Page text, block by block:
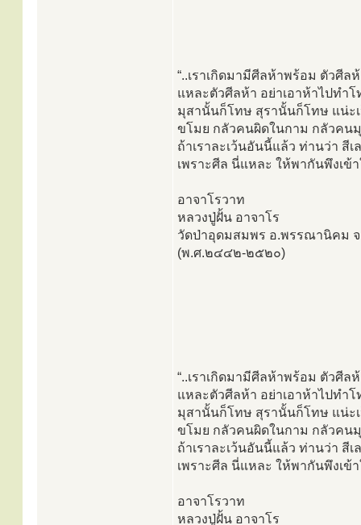
“..เราเกิดมามีศีลห้าพร้อม ตัวศี
แหละตัวศีลห้า อย่าเอาห้าไปท
มุสานั้นก็โทษ สุรานั้นก็โทษ แน่ะ
ขโมย กลัวคนผิดในกาม กลัวคน
ถ้าเราละเว้นอันนี้แล้ว ท่านว่า
เพราะศีล นี่แหละ ให้พากันพึงเข้
อาจาโรวาท
หลวงปู่ฝั้น อาจาโร
วัดป่าอุดมสมพร อ.พรรณานิคม
(พ.ศ.๒๔๔๒-๒๕๒๐)
“..เราเกิดมามีศีลห้าพร้อม ตัวศี
แหละตัวศีลห้า อย่าเอาห้าไปท
มุสานั้นก็โทษ สุรานั้นก็โทษ แน่ะ
ขโมย กลัวคนผิดในกาม กลัวคน
ถ้าเราละเว้นอันนี้แล้ว ท่านว่า
เพราะศีล นี่แหละ ให้พากันพึงเข้
อาจาโรวาท
หลวงปู่ฝั้น อาจาโร